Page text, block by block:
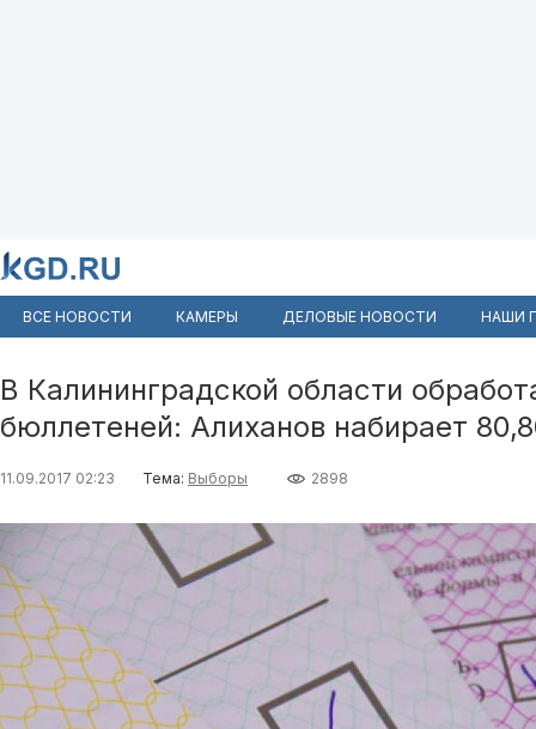
ВСЕ НОВОСТИ КАМЕРЫ ДЕЛОВЫЕ НОВОСТИ НАШИ
В Калининградской области
бюллетеней: Алиханов набирает
11.09.2017 02:23 Тема: Выборы 2898